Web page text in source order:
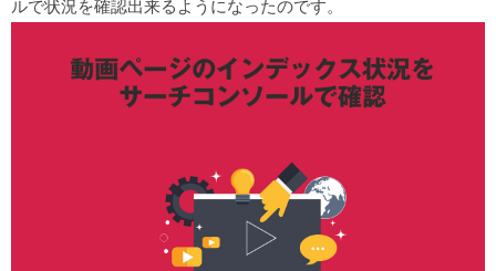
ルで状況を確認出来るようになったのです。